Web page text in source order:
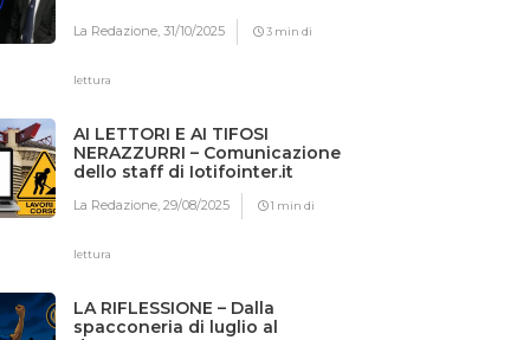
La Redazione,31/10/2025 3 min di
lettura
AI LETTORI E AI TIFOSI
NERAZZURRI – Comunicazione
dello staff di Iotifointer.it
La Redazione,29/08/2025 1 min di
lettura
LA RIFLESSIONE – Dalla
spacconeria di luglio al